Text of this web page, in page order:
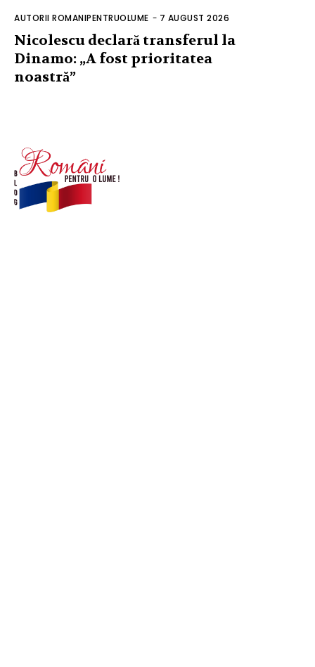
AUTORII ROMANIPENTRUOLUME - 7 AUGUST 2026
Nicolescu declară transferul la
Dinamo: „A fost prioritatea
noastră”